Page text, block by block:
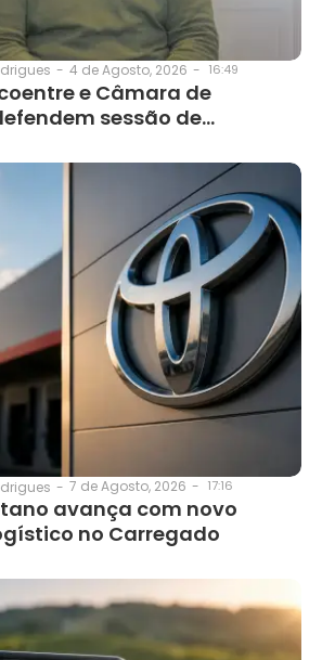
- 4 de Agosto, 2026 - 16:49
e Câmara de
sessão de…
- 7 de Agosto, 2026 - 17:16
avança com novo
no Carregado